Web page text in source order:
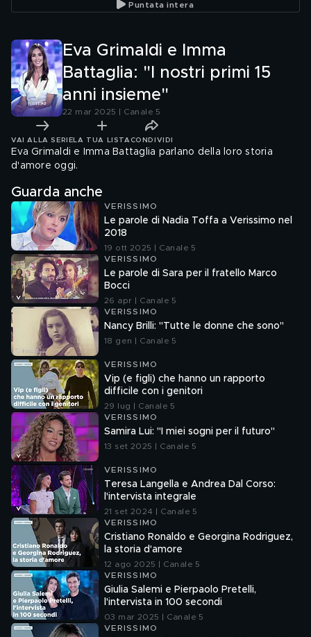
Puntata intera
Eva Grimaldi e Imma
Battaglia: "I nostri primi 15
anni insieme"
22 mar 2025 | Canale 5
VAI ALLA SERIE LA TUA LISTA CONDIVIDI
Eva Grimaldi e Imma Battaglia parlano della loro storia
d'amore oggi.
Guarda anche
VERISSIMO
Le parole di Nadia Toffa a Verissimo nel
2018
19 ott 2025 | Canale 5
VERISSIMO
Le parole di Sara per il fratello Marco
Bocci
26 apr | Canale 5
VERISSIMO
Nancy Brilli: "Tutte le donne che sono"
18 gen | Canale 5
VERISSIMO
Vip (e figli) che hanno un rapporto
difficile con i genitori
29 lug | Canale 5
VERISSIMO
Samira Lui: "I miei sogni per il futuro"
13 set 2025 | Canale 5
VERISSIMO
Teresa Langella e Andrea Dal Corso:
l'intervista integrale
21 set 2024 | Canale 5
VERISSIMO
Cristiano Ronaldo e Georgina Rodriguez,
la storia d'amore
12 ago 2025 | Canale 5
VERISSIMO
Giulia Salemi e Pierpaolo Pretelli,
l'intervista in 100 secondi
03 mar 2025 | Canale 5
VERISSIMO